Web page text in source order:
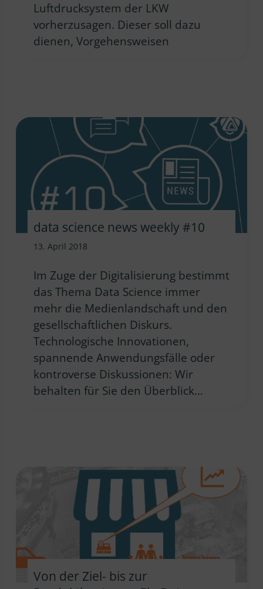
Luftdrucksystem der LKW
vorherzusagen. Dieser soll dazu
dienen, Vorgehensweisen
data science news weekly #10
13. April 2018
Im Zuge der Digitalisierung bestimmt
das Thema Data Science immer
mehr die Medienlandschaft und den
gesellschaftlichen Diskurs.
Technologische Innovationen,
spannende Anwendungsfälle oder
kontroverse Diskussionen: Wir
behalten für Sie den Überblick…
Von der Ziel- bis zur